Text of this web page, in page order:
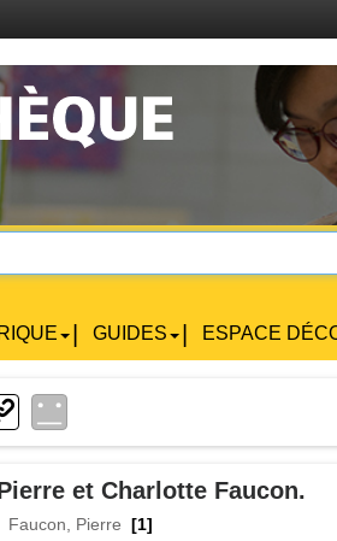
GUIDES ESPACE
Lien
et Charlotte Faucon.
Faucon, Pierre [1]